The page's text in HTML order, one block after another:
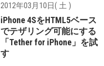
2012年03月10日( 土 )
iPhone 4SをHTML5ベース
でテザリング可能にする
「Tether for iPhone」を試
す